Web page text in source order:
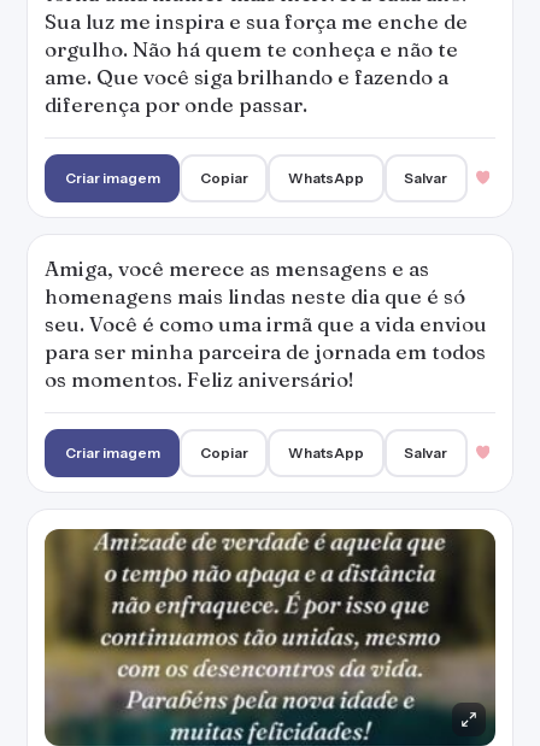
Sua luz me inspira e sua força me enche de
orgulho. Não há quem te conheça e não te
ame. Que você siga brilhando e fazendo a
diferença por onde passar.
Criar imagem Copiar WhatsApp Salvar
Amiga, você merece as mensagens e as
homenagens mais lindas neste dia que é só
seu. Você é como uma irmã que a vida enviou
para ser minha parceira de jornada em todos
os momentos. Feliz aniversário!
Criar imagem Copiar WhatsApp Salvar